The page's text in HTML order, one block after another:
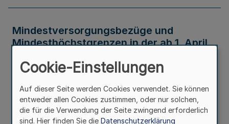
Mindestversorgungsbezüge und
Mindesthöchstgrenzen in der ab 1. April
Verwaltungsvorschrift
Cookie-Einstellungen
Auf dieser Seite werden Cookies verwendet. Sie können
entweder allen Cookies zustimmen, oder nur solchen,
die für die Verwendung der Seite zwingend erforderlich
sind. Hier finden Sie die Datenschutzerklärung